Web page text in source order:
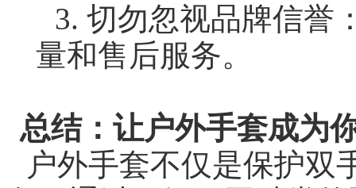
3. 切勿忽视品牌信誉
量和售后服务。
总结：让户外手套成为
户外手套不仅是保护双